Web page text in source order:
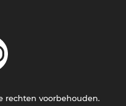
rechten voorbehouden.